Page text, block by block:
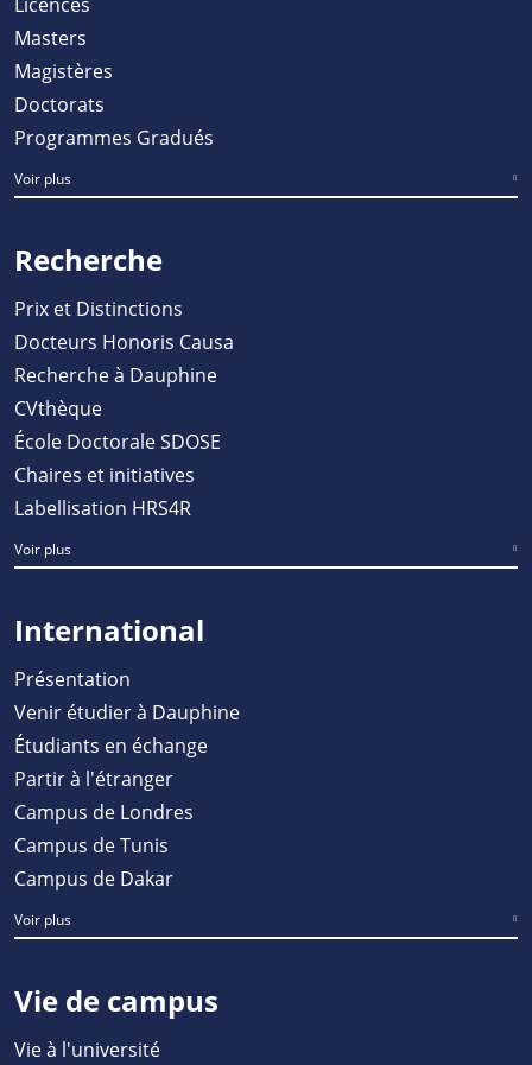
Masters
Magistères
Doctorats
Programmes Gradués
Voir plus
Recherche
Prix et Distinctions
Docteurs Honoris Causa
Recherche à Dauphine
CVthèque
École Doctorale SDOSE
Chaires et initiatives
Labellisation HRS4R
Voir plus
International
Présentation
Venir étudier à Dauphine
Étudiants en échange
Partir à l'étranger
Campus de Londres
Campus de Tunis
Campus de Dakar
Voir plus
Vie de campus
Vie à l'université